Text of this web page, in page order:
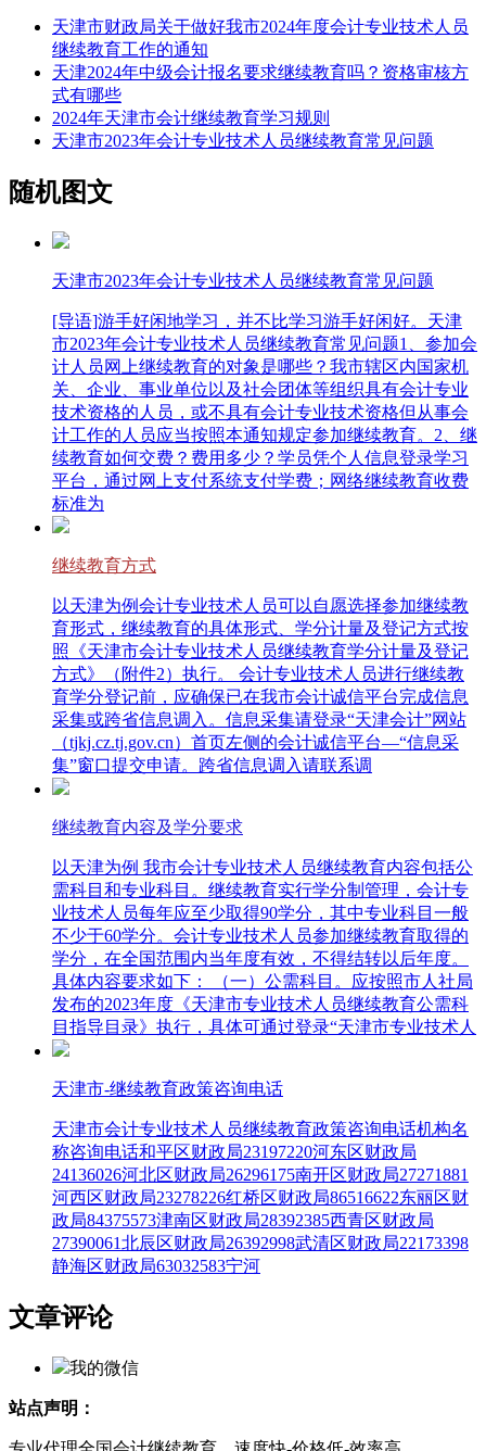
天津市财政局关于做好我市2024年度会计专业技术人员
继续教育工作的通知
天津2024年中级会计报名要求继续教育吗？资格审核方
式有哪些
2024年天津市会计继续教育学习规则
天津市2023年会计专业技术人员继续教育常见问题
随机图文
天津市2023年会计专业技术人员继续教育常见问题
[导语]游手好闲地学习，并不比学习游手好闲好。天津
市2023年会计专业技术人员继续教育常见问题1、参加会
计人员网上继续教育的对象是哪些？我市辖区内国家机
关、企业、事业单位以及社会团体等组织具有会计专业
技术资格的人员，或不具有会计专业技术资格但从事会
计工作的人员应当按照本通知规定参加继续教育。2、继
续教育如何交费？费用多少？学员凭个人信息登录学习
平台，通过网上支付系统支付学费；网络继续教育收费
标准为
继续教育方式
以天津为例会计专业技术人员可以自愿选择参加继续教
育形式，继续教育的具体形式、学分计量及登记方式按
照《天津市会计专业技术人员继续教育学分计量及登记
方式》（附件2）执行。 会计专业技术人员进行继续教
育学分登记前，应确保已在我市会计诚信平台完成信息
采集或跨省信息调入。信息采集请登录“天津会计”网站
（tjkj.cz.tj.gov.cn）首页左侧的会计诚信平台—“信息采
集”窗口提交申请。跨省信息调入请联系调
继续教育内容及学分要求
以天津为例 我市会计专业技术人员继续教育内容包括公
需科目和专业科目。继续教育实行学分制管理，会计专
业技术人员每年应至少取得90学分，其中专业科目一般
不少于60学分。会计专业技术人员参加继续教育取得的
学分，在全国范围内当年度有效，不得结转以后年度。
具体内容要求如下： （一）公需科目。应按照市人社局
发布的2023年度《天津市专业技术人员继续教育公需科
目指导目录》执行，具体可通过登录“天津市专业技术人
天津市-继续教育政策咨询电话
天津市会计专业技术人员继续教育政策咨询电话机构名
称咨询电话和平区财政局23197220河东区财政局
24136026河北区财政局26296175南开区财政局27271881
河西区财政局23278226红桥区财政局86516622东丽区财
政局84375573津南区财政局28392385西青区财政局
27390061北辰区财政局26392998武清区财政局22173398
静海区财政局63032583宁河
文章评论
我的微信
站点声明：